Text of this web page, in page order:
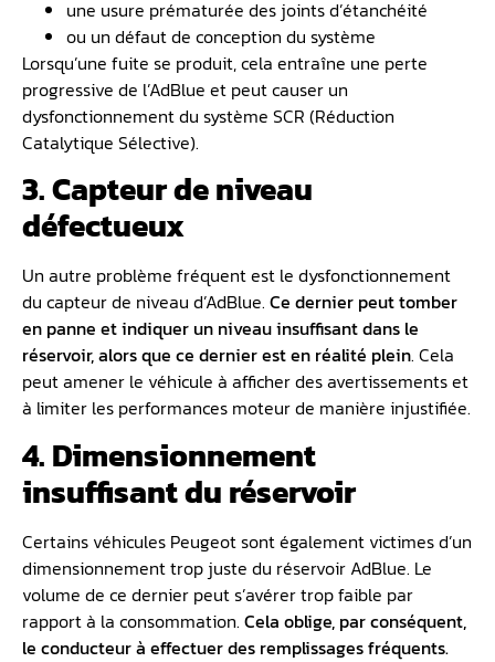
une usure prématurée des joints d’étanchéité
ou un défaut de conception du système
Lorsqu’une fuite se produit, cela entraîne une perte
progressive de l’AdBlue et peut causer un
dysfonctionnement du système SCR (Réduction
Catalytique Sélective).
3. Capteur de niveau
défectueux
Un autre problème fréquent est le dysfonctionnement
du capteur de niveau d’AdBlue. Ce dernier peut tomber
en panne et indiquer un niveau insuffisant dans le
réservoir, alors que ce dernier est en réalité plein. Cela
peut amener le véhicule à afficher des avertissements et
à limiter les performances moteur de manière injustifiée.
4. Dimensionnement
insuffisant du réservoir
Certains véhicules Peugeot sont également victimes d’un
dimensionnement trop juste du réservoir AdBlue. Le
volume de ce dernier peut s’avérer trop faible par
rapport à la consommation. Cela oblige, par conséquent,
le conducteur à effectuer des remplissages fréquents.